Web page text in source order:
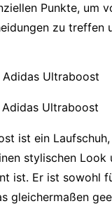
Punkte, um
zu treffen
Ultraboost
Adidas Ultraboost
ist ein
stylischen Look
ist. Er ist sowohl
gleichermaßen